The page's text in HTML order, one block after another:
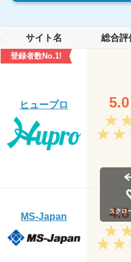
サイト名 総合評
登録者数No.1!
ヒュープロ 5.0
MS-Japan 4.8